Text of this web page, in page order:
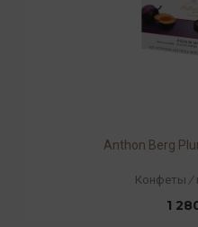
Anthon Berg
Конфеты /
1